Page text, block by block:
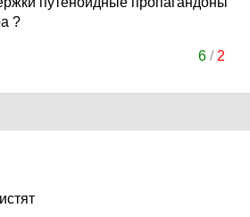
?
6/ 2